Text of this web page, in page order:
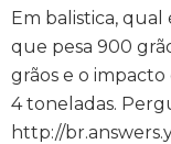
Em balistica, qual
que pesa 900
grãos e o
4 toneladas.
http://